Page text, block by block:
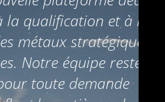
qualification et à la
métaux stratégiques
Notre équipe reste
toute demande